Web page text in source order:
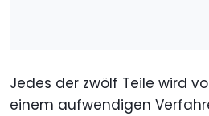
Jedes der zwölf Teile wird
einem aufwendigen